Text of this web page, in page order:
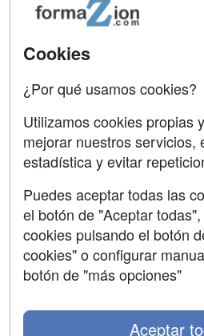
Acceso Usuarios
Acceso Centros
Contactar
Confidencialidad
Aviso legal
Copyleft
Cookies
¿Por qué usamos cookies?
Utilizamos cookies propias
mejorar nuestros servicios,
estadística y evitar
Puedes aceptar todas las
el botón de "Aceptar
cookies pulsando el botón
cookies" o configurar
botón de "más opciones"
Aceptar